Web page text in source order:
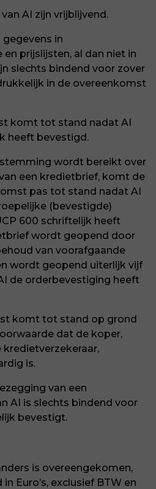
AI zijn vrijblijvend.
in
prijslijsten, al dan niet in
slechts bindend voor zover
in de overeenkomst
komt tot stand nadat AI
heeft bevestigd.
wordt bereikt over
een kredietbrief, komt de
pas tot stand nadat AI
(bevestigde)
600 schriftelijk heeft
wordt geopend door
van voorafgaande
wordt geopend uiterlijk vijf
de orderbevestiging heeft
komt tot stand op grond
dat de koper,
is.
van een
AI is slechts bindend voor
bevestigt.
is overeengekomen,
Euro’s, exclusief BTW en